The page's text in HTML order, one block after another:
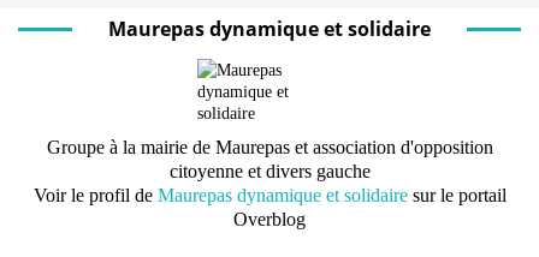
Maurepas dynamique et solidaire
Groupe à la mairie de Maurepas et association d'opposition
citoyenne et divers gauche
Voir le profil de Maurepas dynamique et solidairesur le portail
Overblog